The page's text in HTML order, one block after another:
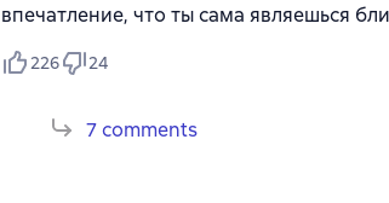
впечатление, что ты сама являешься
226 24
7 comments